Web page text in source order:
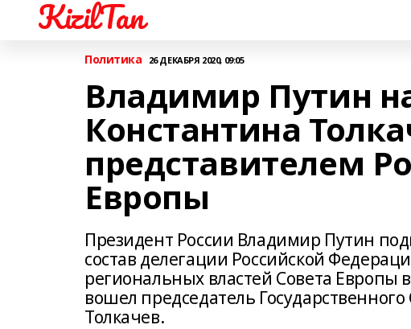
KizilTan
Политика 26 ДЕКАБРЯ 2020, 09:05
Владимир Путин
Константина
представителем
Европы
Президент России Владимир Путин
состав делегации Российской
региональных властей Совета Европы
вошел председатель
Толкачев.